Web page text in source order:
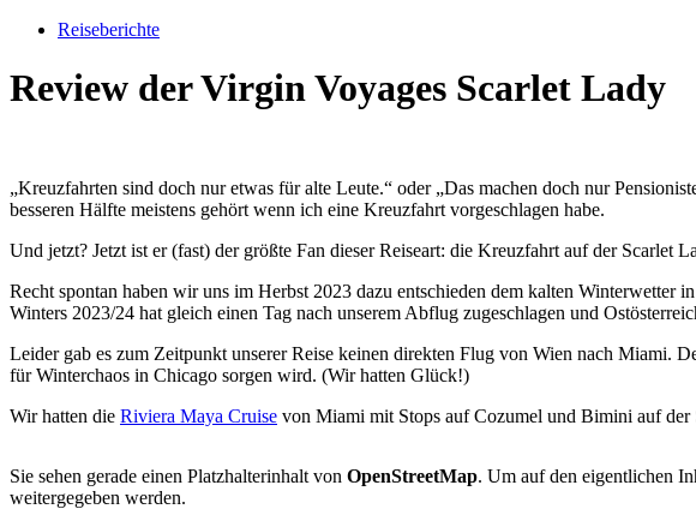
Reiseberichte
Review der Virgin Voyages Scarlet Lady
„Kreuzfahrten sind doch nur etwas für alte Leute.“ oder „Das machen doch nur
besseren Hälfte meistens gehört wenn ich eine Kreuzfahrt vorgeschlagen habe.
Und jetzt? Jetzt ist er (fast) der größte Fan dieser Reiseart: die Kreuzfahrt auf der Scarlet
Recht spontan haben wir uns im Herbst 2023 dazu entschieden dem kalten Winterwetter
Winters 2023/24 hat gleich einen Tag nach unserem Abflug zugeschlagen und
Leider gab es zum Zeitpunkt unserer Reise keinen direkten Flug von Wien nach Miami.
für Winterchaos in Chicago sorgen wird. (Wir hatten Glück!)
Wir hatten die Riviera Maya Cruise von Miami mit Stops auf Cozumel und Bimini auf
Sie sehen gerade einen Platzhalterinhalt von OpenStreetMap. Um auf den eigentlichen
weitergegeben werden.